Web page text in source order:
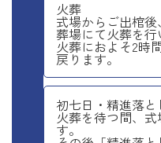
火葬
式場からご出棺
葬場にて火葬を行
火葬におよそ2時
戻ります。
初七日・精進落と
火葬を待つ間、
す。